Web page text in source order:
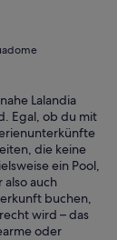
Lalandia
Egal, ob du mit
die keine
ein Pool,
also auch
buchen,
wird – das
oder